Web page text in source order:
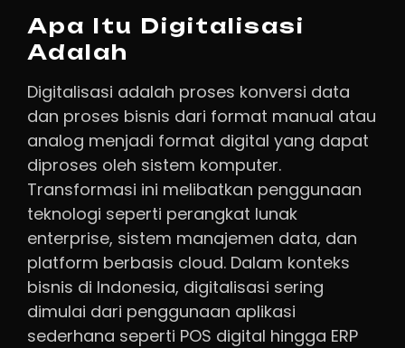
Apa Itu Digitalisasi
Adalah
Digitalisasi adalah proses konversi data
dan proses bisnis dari format manual atau
analog menjadi format digital yang dapat
diproses oleh sistem komputer.
Transformasi ini melibatkan penggunaan
teknologi seperti perangkat lunak
enterprise, sistem manajemen data, dan
platform berbasis cloud. Dalam konteks
bisnis di Indonesia, digitalisasi sering
dimulai dari penggunaan aplikasi
sederhana seperti POS digital hingga ERP